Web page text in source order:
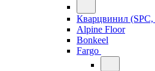
Кварцвинил
Alpine Floor
Bonkeel
Fargo